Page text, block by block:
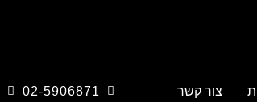
צור קשר 02-5906871